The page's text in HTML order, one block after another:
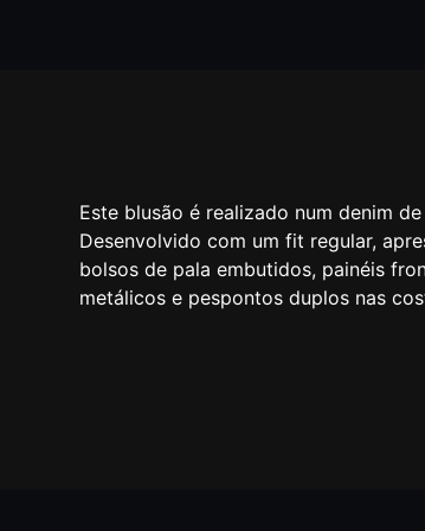
Este blusão é realizado num denim
Desenvolvido com um fit regular,
bolsos de pala embutidos, painéis
metálicos e pespontos duplos nas